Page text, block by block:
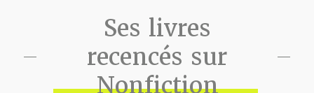
Ses livres
recencés sur
Nonfiction